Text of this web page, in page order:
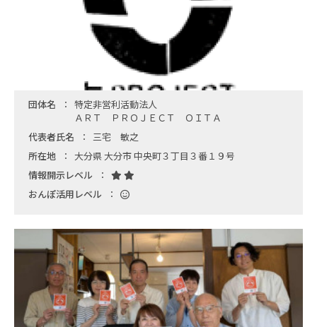
団体名
特定非営利活動法人
ＡＲＴ ＰＲＯＪＥＣＴ ＯＩＴＡ
代表者氏名
三宅 敏之
所在地
大分県 大分市 中央町３丁目３番１９号
情報開示レベル
おんぽ活用レベル